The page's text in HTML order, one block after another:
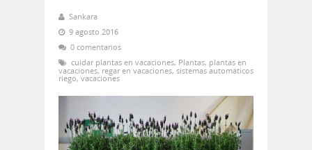
Sankara
9 agosto 2016
0 comentarios
cuidar plantas en vacaciones, Plantas, plantas en
vacaciones, regar en vacaciones, sistemas automáticos
riego, vacaciones